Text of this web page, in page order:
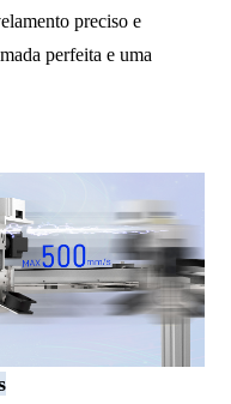
preciso e
perfeita e uma